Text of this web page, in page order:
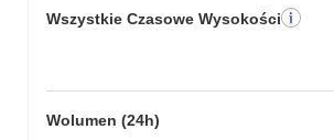
Wszystkie Czasowe Wysokości
Wolumen (24h)